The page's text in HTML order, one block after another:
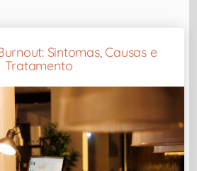
Sintomas, Causas e
Tratamento